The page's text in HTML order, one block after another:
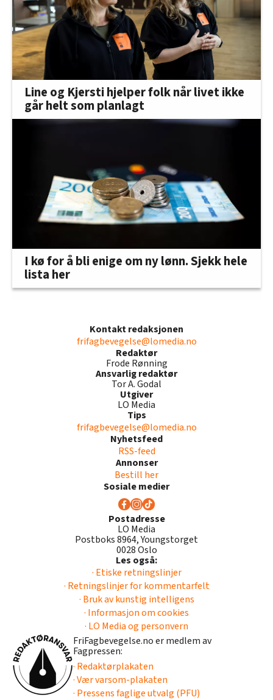
Line og Kjersti hjelper folk når livet ikke
går helt som planlagt
I kø for å bli enige om ny lønn. Sjekk hele
lista her
Kontakt redaksjonen
frifagbevegelse@lomedia.no
Redaktør
Frode Rønning
Ansvarlig redaktør
Tor A. Godal
Utgiver
LO Media
Tips
frifagbevegelse@lomedia.no
Nyhetsfeed
RSS-feed
Annonser
Bestill her
Sosiale medier
Postadresse
LO Media
Postboks 8964, Youngstorget
0028 Oslo
Les også:
· Etiske retningslinjer
· Retningslinjer for kommentarfelt
· Bruk av kunstig intelligens
· Informasjon om cookies
· LO Media og personvern
FriFagbevegelse.no er medlem av
Fagpressen:
· Redaktørplakaten
· Vær varsom-plakaten
· Pressens faglige utvalg (PFU)